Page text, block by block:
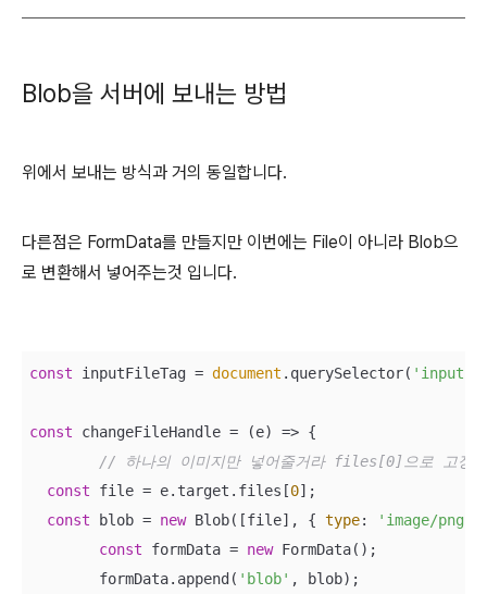
Blob을 서버에 보내는 방법
위에서 보내는 방식과 거의 동일합니다.
다른점은 FormData를 만들지만 이번에는 File이 아니라 Blob으
로 변환해서 넣어주는것 입니다.
const inputFileTag = document .querySelector( 'input'
const changeFileHandle = (e) => {
// 하나의 이미지만 넣어줄거라 files[0]으로 고정
const file = e.target.files[0];
const blob = new Blob([file], { type: 'image/png'
const formData = new FormData();
	formData.append(
'blob' , blob);